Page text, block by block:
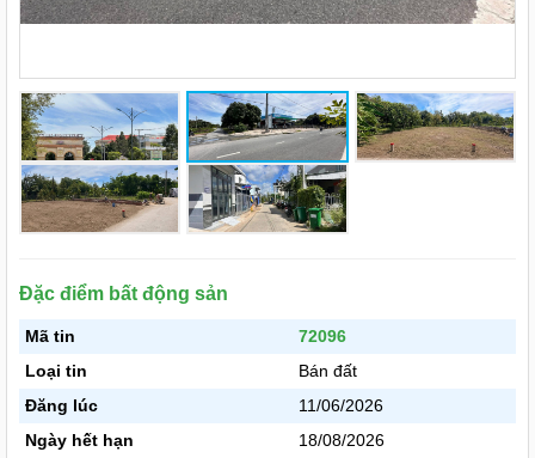
Đặc điểm bất động sản
Mã tin
72096
Loại tin
Bán đất
Đăng lúc
11/06/2026
Ngày hết hạn
18/08/2026